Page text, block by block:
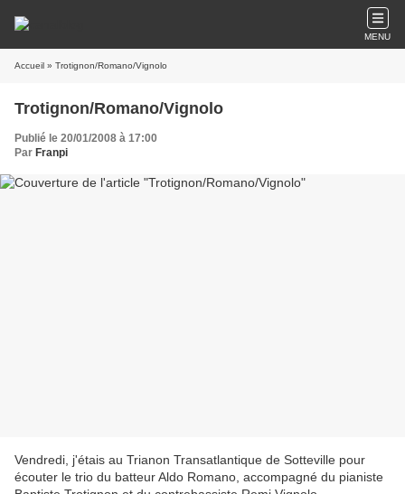
MENU
Accueil » Trotignon/Romano/Vignolo
Trotignon/Romano/Vignolo
Publié le 20/01/2008 à 17:00
Par Franpi
Vendredi, j'étais au Trianon Transatlantique de Sotteville pour
écouter le trio du batteur Aldo Romano, accompagné du pianiste